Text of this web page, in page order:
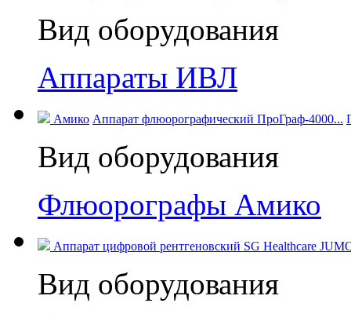
Вид оборудования
Аппараты ИВЛ
Амико Аппарат флюорографический ПроГраф-4000...
Вид оборудования
Флюорографы Амико
Аппарат цифровой рентгеновский SG Healthcare
Вид оборудования